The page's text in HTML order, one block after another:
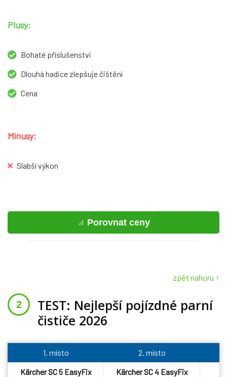
Plusy:
Bohaté příslušenství
Dlouhá hadice zlepšuje čištění
Cena
Mínusy:
Slabší výkon
Porovnat ceny
zpět nahoru ↑
TEST: Nejlepší pojízdné parní
čističe 2026
1. místo
2. místo
Kärcher SC 5 EasyFix
Kärcher SC 4 EasyFix